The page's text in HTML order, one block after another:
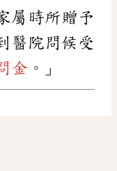
屬時所贈予
醫院問候受
金 。」